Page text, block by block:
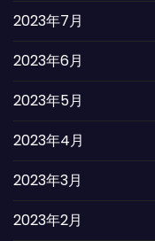
2023年7月
2023年6月
2023年5月
2023年4月
2023年3月
2023年2月